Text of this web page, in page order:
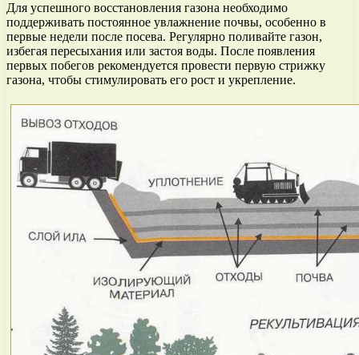
Для успешного восстановления газона необходимо
поддерживать постоянное увлажнение почвы, особенно в
первые недели после посева. Регулярно поливайте газон,
избегая пересыхания или застоя воды. После появления
первых побегов рекомендуется провести первую стрижку
газона, чтобы стимулировать его рост и укрепление.